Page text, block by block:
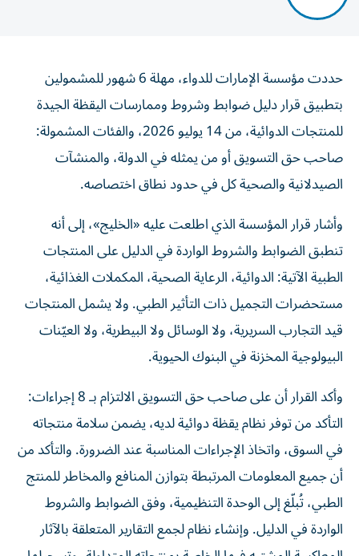
حددت مؤسسة الإمارات للدواء، مهلة 6 شهور للمشمولين
بتطبيق قرار دليل ضوابط وشروط وممارسات اليقظة الجيدة
للمنتجات الدوائية، من 14 يوليو 2026، والفئات المشمولة:
صاحب حق التسويق أو من يمثله في الدولة، والمنشآت
الصيدلانية والصحية كل في حدود نطاق اختصاصه.
وأشار قرار المؤسسة الذي اطلعت عليه «الخليج»، إلى أنه
تنطبق الضوابط والشروط الواردة في الدليل على المنتجات
الطبية الآتية: الدوائية، الرعاية الصحية، المكملات الغذائية،
مستحضرات التجميل ذات التأثير الطبي. ولا يشمل المنتجات
قيد التجارب السريرية، ولا الوسائل ولا البيطرية، ولا العيّنات
البيولوجية المخزنة في البنوك الحيوية.
وأكد القرار أن على صاحب حق التسويق الالتزام بـ 8 إجراءات:
التأكد من توفر نظام يقظة دوائية لديه، يضمن سلامة منتجاته
في السوق، واتخاذ الإجراءات المناسبة عند الضرورة. والتأكد من
أن جميع المعلومات المرتبطة بتوازن المنافع والمخاطر للمنتج
الطبي، تُبلّغ إلى الوحدة التنظيمية، وفق الضوابط والشروط
الواردة في الدليل. وإنشاء نظام لجمع التقارير المتعلقة بالآثار